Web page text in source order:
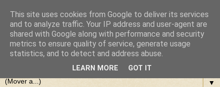
El Rincón Poético de Eulogio
Díaz
▼
This site uses cookies from Google to deliver its services
and to analyze traffic. Your IP address and user-agent are
shared with Google along with performance and security
metrics to ensure quality of service, generate usage
statistics, and to detect and address abuse.
LEARN MORE GOT IT